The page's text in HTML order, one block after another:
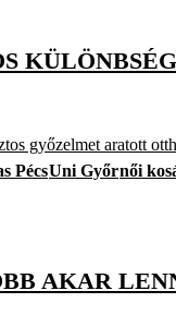
győzelmet aratott
PécsUni Győrnői
AKAR